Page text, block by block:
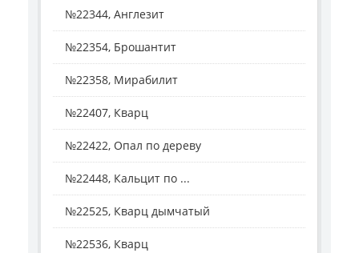
№22344, Англезит
№22354, Брошантит
№22358, Мирабилит
№22407, Кварц
№22422, Опал по дереву
№22448, Кальцит по ...
№22525, Кварц дымчатый
№22536, Кварц